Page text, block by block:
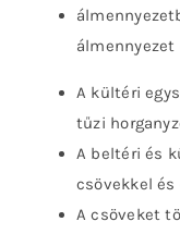
A kültéri
tűzi
A beltéri és
csövekkel
A csöveket